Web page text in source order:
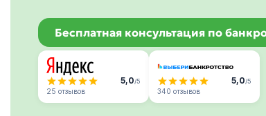
Бесплатная консультация по
5,0/5
25 отзывов
5,0/5
340 отзывов